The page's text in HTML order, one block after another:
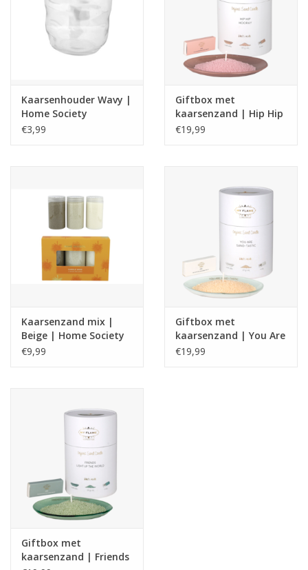
Kaarsenhouder Wavy |
Home Society
€3,99
Giftbox met
kaarsenzand | Hip Hip
Hooray
€19,99
Kaarsenzand mix |
Beige | Home Society
€9,99
Giftbox met
kaarsenzand | You Are
Sand-Tastic
€19,99
Giftbox met
kaarsenzand | Friends